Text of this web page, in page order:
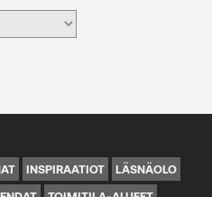
INSPIRAATIOT
LÄSNÄOLO